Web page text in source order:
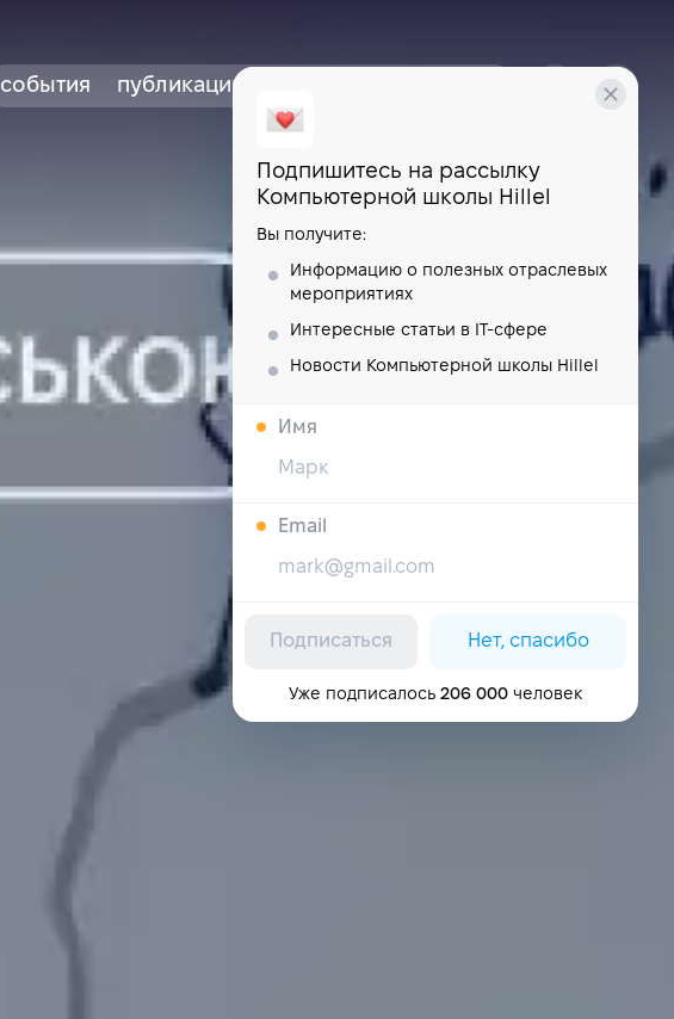
события публикации
Подпишитесь на рассылку
Компьютерной школы Hillel
Вы получите:
Информацию о полезных отраслевых
мероприятиях
Интересные статьи в IT-сфере
Новости Компьютерной школы Hillel
Имя
Email
Подписаться Нет, спасибо
Уже подписалось 206 000 человек